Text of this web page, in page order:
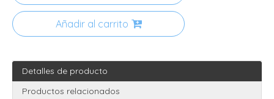
Añadir al carrito
Detalles de producto
Productos relacionados